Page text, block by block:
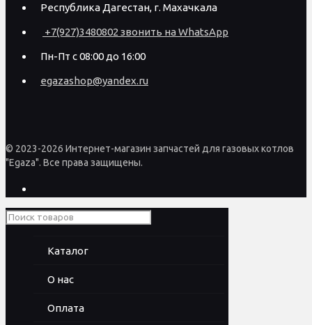
Республика Дагестан, г. Махачкала
+7(927)3480802 звонить на WhatsApp
Пн-Пт с 08:00 до 16:00
egazashop@yandex.ru
© 2023-2026 Интернет-магазин запчастей для газовых котлов
"Egaza". Все права защищены.
Каталог
О нас
Оплата